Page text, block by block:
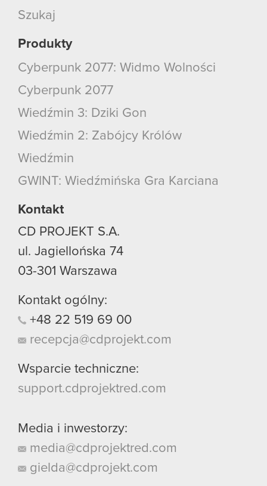
Szukaj
Produkty
Cyberpunk 2077: Widmo Wolności
Cyberpunk 2077
Wiedźmin 3: Dziki Gon
Wiedźmin 2: Zabójcy Królów
Wiedźmin
GWINT: Wiedźmińska Gra Karciana
Kontakt
CD PROJEKT S.A.
ul. Jagiellońska 74
03-301 Warszawa
Kontakt ogólny:
+48 22 519 69 00
recepcja@cdprojekt.com
Wsparcie techniczne:
support.cdprojektred.com
Media i inwestorzy:
media@cdprojektred.com
gielda@cdprojekt.com